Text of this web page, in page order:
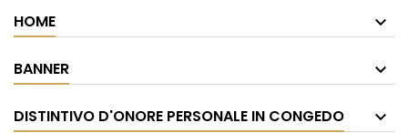
HOME
BANNER
DISTINTIVO D'ONORE PERSONALE IN CONGEDO